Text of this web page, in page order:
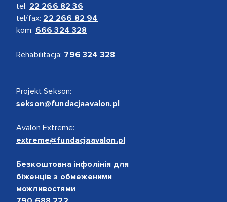
tel: 22 266 82 36
tel/fax: 22 266 82 94
kom: 666 324 328
Rehabilitacja: 796 324 328
Projekt Sekson:
sekson@fundacjaavalon.pl
Avalon Extreme:
extreme@fundacjaavalon.pl
Безкоштовна інфолінія для
біженців з обмеженими
можливостями